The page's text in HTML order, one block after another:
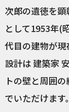
次郎の遺徳を
として1953年(
代目の建物が現
設計は 建築家
トの壁と周囲
でいただけます。